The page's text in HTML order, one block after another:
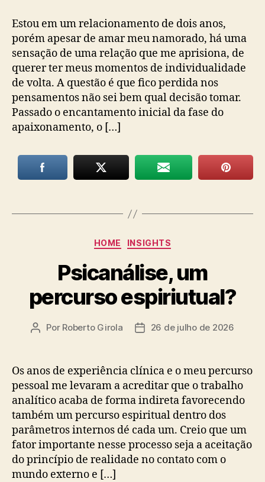
Estou em um relacionamento de dois anos,
porém apesar de amar meu namorado, há uma
sensação de uma relação que me aprisiona, de
querer ter meus momentos de individualidade
de volta. A questão é que fico perdida nos
pensamentos não sei bem qual decisão tomar.
Passado o encantamento inicial da fase do
apaixonamento, o […]
Categorias
HOME INSIGHTS
Psicanálise, um
percurso espiriutual?
Autor
Por Roberto Girola
Data26 de julho de 2026
Os anos de experiência clínica e o meu percurso
pessoal me levaram a acreditar que o trabalho
analítico acaba de forma indireta favorecendo
também um percurso espiritual dentro dos
parâmetros internos dé cada um. Creio que um
fator importante nesse processo seja a aceitação
do princípio de realidade no contato com o
mundo externo e […]